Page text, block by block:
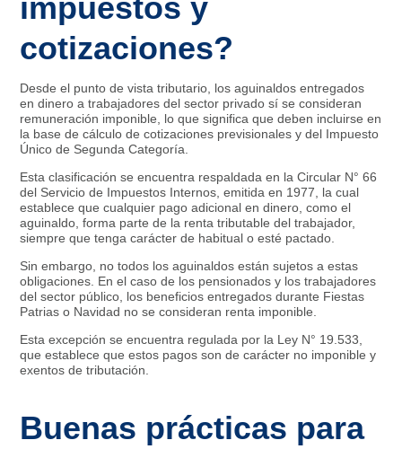
cotizaciones?
Desde el punto de vista tributario, los aguinaldos entregados
en dinero a trabajadores del sector privado sí se consideran
remuneración imponible, lo que significa que deben incluirse en
la base de cálculo de cotizaciones previsionales y del Impuesto
Único de Segunda Categoría.
Esta clasificación se encuentra respaldada en la Circular N° 66
del Servicio de Impuestos Internos, emitida en 1977, la cual
establece que cualquier pago adicional en dinero, como el
aguinaldo, forma parte de la renta tributable del trabajador,
siempre que tenga carácter de habitual o esté pactado.
Sin embargo, no todos los aguinaldos están sujetos a estas
obligaciones. En el caso de los pensionados y los trabajadores
del sector público, los beneficios entregados durante Fiestas
Patrias o Navidad no se consideran renta imponible.
Esta excepción se encuentra regulada por la Ley N° 19.533,
que establece que estos pagos son de carácter no imponible y
exentos de tributación.
Buenas prácticas para